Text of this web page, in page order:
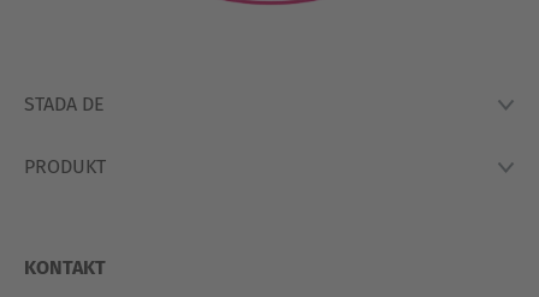
STADA DE
Lexikon
PRODUKT
KONTAKT